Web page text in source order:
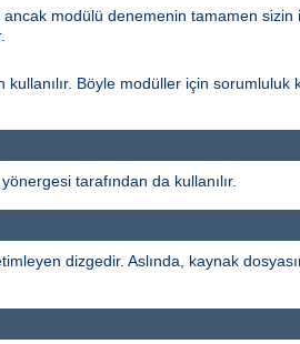
modülü denemenin tamamen sizin
Böyle modüller için
yönergesi tarafından da kullanılır.
dizgedir. Aslında, kaynak